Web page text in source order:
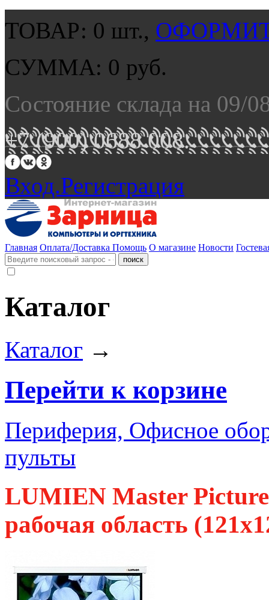
ТОВАР: 0 шт.,
СУММА: 0 руб.
Состояние склада на 09/
+7 (900) 0688 008.
Вход.Регистрация
Главная Оплата/Доставка Помощь О магазине Новости
Каталог
Каталог →
Перейти к корзине
Периферия, Офисное
пульты
LUMIEN Master
рабочая область